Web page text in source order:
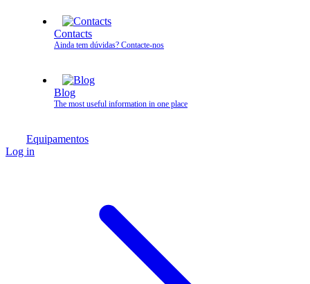
Contacts
Ainda tem dúvidas? Contacte‑nos
Blog
The most useful information in one place
Equipamentos
Log in